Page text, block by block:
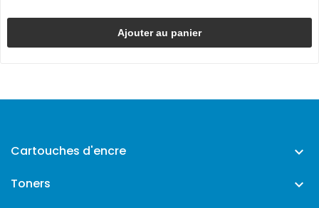
Ajouter au panier
Cartouches d'encre 
Toners 